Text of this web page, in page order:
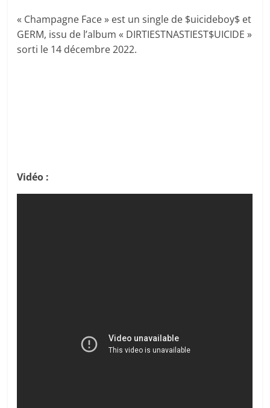
« Champagne Face » est un single de $uicideboy$ et
GERM, issu de l’album « DIRTIESTNASTIEST$UICIDE »
sorti le 14 décembre 2022.
Vidéo :